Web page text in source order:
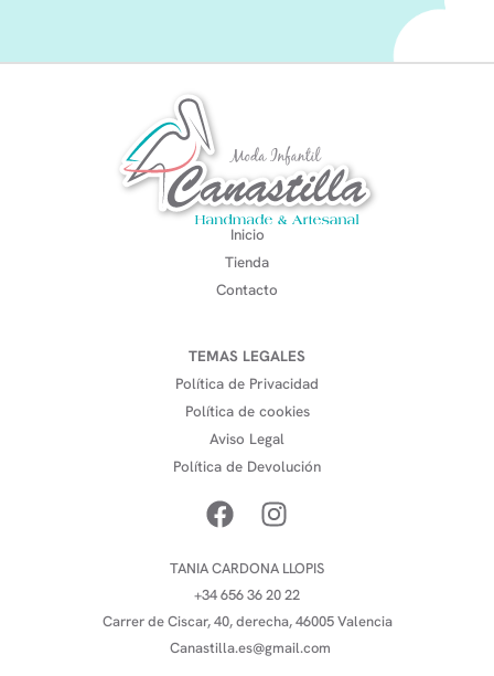
Inicio
Tienda
Contacto
TEMAS LEGALES
Política de Privacidad
Política de cookies
Aviso Legal
Política de Devolución
TANIA CARDONA LLOPIS
+34 656 36 20 22
Carrer de Ciscar, 40, derecha, 46005 Valencia
Canastilla.es@gmail.com